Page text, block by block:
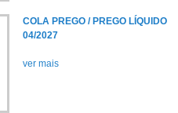
COLA PREGO / PREGO LÍQUIDO
04/2027
ver mais